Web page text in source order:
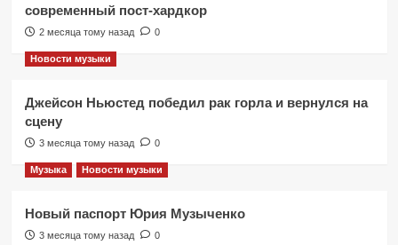
современный пост-хардкор
2 месяца тому назад 0
Новости музыки
Джейсон Ньюстед победил рак горла и вернулся на
сцену
3 месяца тому назад 0
Музыка Новости музыки
Новый паспорт Юрия Музыченко
3 месяца тому назад 0